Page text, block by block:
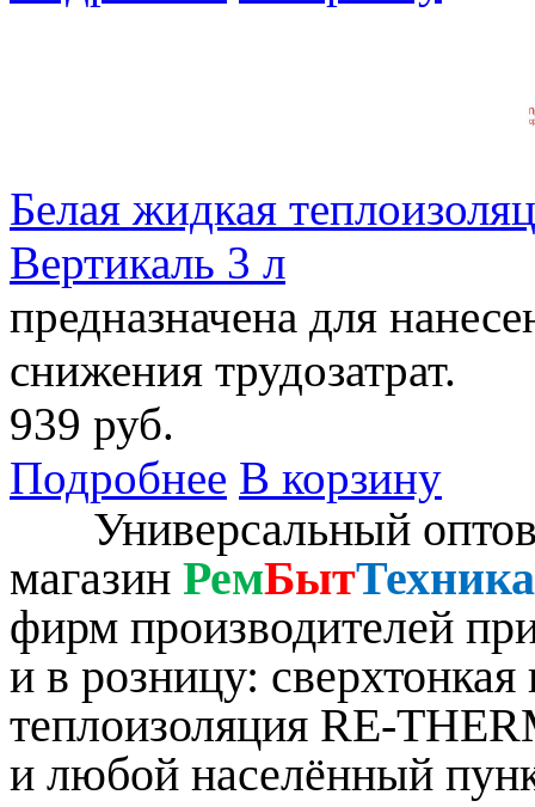
Белая жидкая
Вертикаль 3 л
предназначена для
снижения трудозатрат.
939 руб.
Подробнее В корзину
Универсальный
магазин РемБыт
фирм производителей
и в розницу:
теплоизоляция RE-
и любой населённый